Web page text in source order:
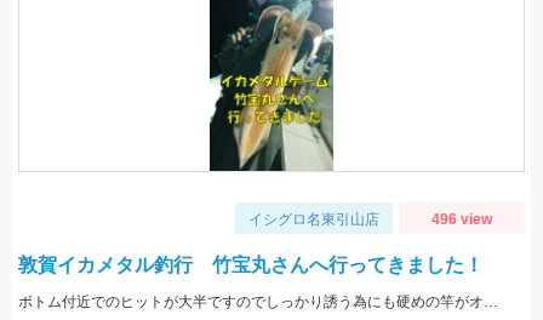
イシグロ名東引山店 496 view
敦賀イカメタル釣行 竹宝丸さんへ行ってきました！
ボトム付近でのヒットが大半ですのでしっかり誘う為にも硬めの竿がオススメ！スッテは基本色の赤緑・赤黄などの20号がメインです。